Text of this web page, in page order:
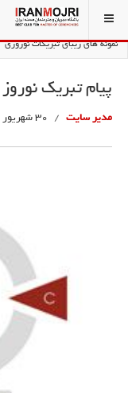
شما اینجا هستید: تشریفات
نمونه های زیبای تبریکات نوروزی
پیام تبریک
مدیر سایت 30 شهریور 1390